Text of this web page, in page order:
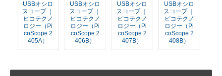
USBオシロ
スコープ ｜
ピコテクノ
ロジー（Pi
coScope 2
405A）
USBオシロ
スコープ ｜
ピコテクノ
ロジー（Pi
coScope 2
406B）
USBオシロ
スコープ ｜
ピコテクノ
ロジー（Pi
coScope 2
407B）
USBオシロ
スコープ ｜
ピコテクノ
ロジー（Pi
coScope 2
408B）